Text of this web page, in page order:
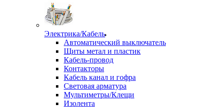
Электрика/Кабель
Автоматический выключатель
Щиты метал и пластик
Кабель-провод
Контакторы
Кабель канал и гофра
Световая арматура
Мультиметры/Клещи
Изолента